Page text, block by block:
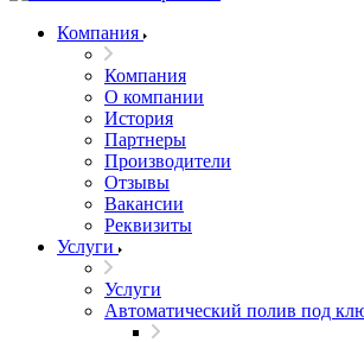
Компания
Компания
О компании
История
Партнеры
Производители
Отзывы
Вакансии
Реквизиты
Услуги
Услуги
Автоматический полив под